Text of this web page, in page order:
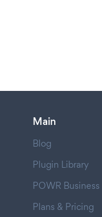
Main
Blog
Plugin Library
POWR Business
Plans & Pricing